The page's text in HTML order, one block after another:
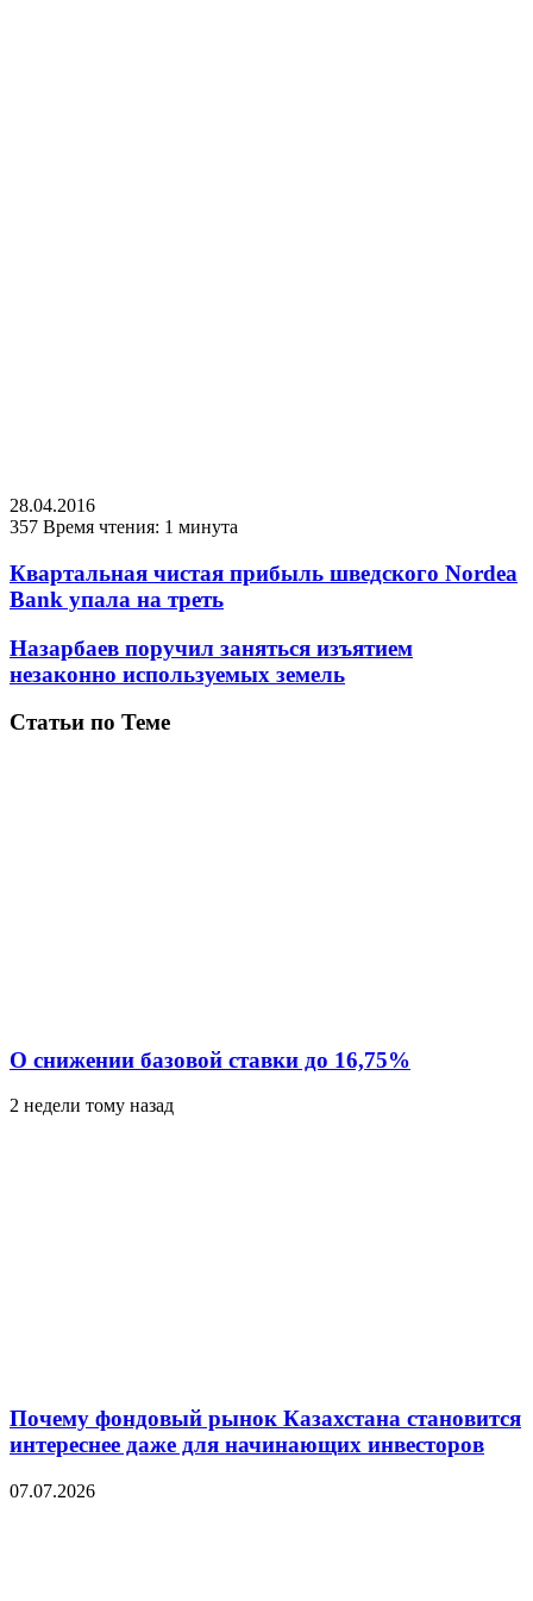
28.04.2016
357 Время чтения: 1 минута
Квартальная чистая прибыль шведского Nordea
Bank упала на треть
Назарбаев поручил заняться изъятием
незаконно используемых земель
Статьи по Теме
О снижении базовой ставки до 16,75%
2 недели тому назад
Почему фондовый рынок Казахстана становится
интереснее даже для начинающих инвесторов
07.07.2026